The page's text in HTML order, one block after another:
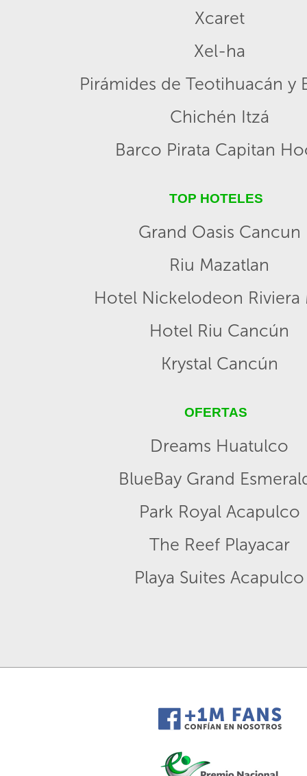
Xcaret
Xel-ha
Pirámides de Teotihuacán y
Chichén Itzá
Barco Pirata Capitan
TOP HOTELES
Grand Oasis Cancun
Riu Mazatlan
Hotel Nickelodeon Riviera
Hotel Riu Cancún
Krystal Cancún
OFERTAS
Dreams Huatulco
BlueBay Grand
Park Royal Acapulco
The Reef Playacar
Playa Suites Acapulco